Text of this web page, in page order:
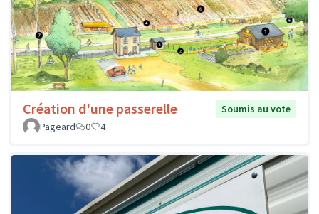
Création d'une passerelle
Soumis au vote
Pageard
0 4